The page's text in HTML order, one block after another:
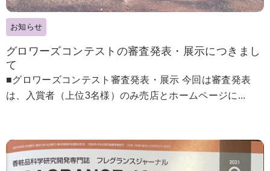
お知らせ
グロワーズコンテストの審査発表・展示につきまし
て
■グロワーズコンテスト審査発表・展示 今回は審査発表
は、入賞者（上位3名様）のみ売店とホームページに...